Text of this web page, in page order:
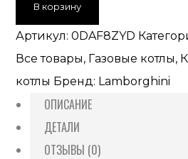
В корзину
Артикул:0DAF8ZYD
Все товары, Газовые котлы,
котлы Бренд: Lamborghini
ОПИСАНИЕ
ДЕТАЛИ
ОТЗЫВЫ (0)